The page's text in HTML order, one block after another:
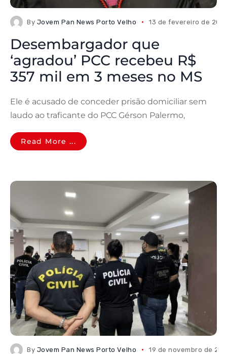
By Jovem Pan News Porto Velho 13 de fevereiro de
Desembargador que
‘agradou’ PCC recebeu R$
357 mil em 3 meses no MS
Ele é acusado de conceder prisão domiciliar sem
laudo ao traficante do PCC Gérson Palermo,
Read More ...
By Jovem Pan News Porto Velho 19 de novembro de